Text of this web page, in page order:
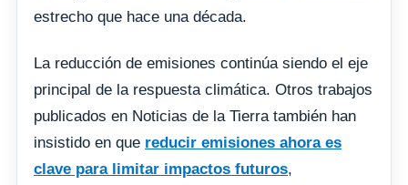
estrecho que hace una década.
La reducción de emisiones continúa siendo el eje
principal de la respuesta climática. Otros trabajos
publicados en Noticias de la Tierra también han
insistido en que reducir emisiones ahora es
clave para limitar impactos futuros,